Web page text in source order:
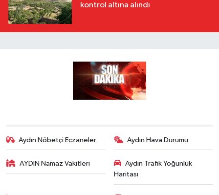
kontrol altına alındı
Aydın Nöbetçi Eczaneler Aydın Hava Durumu
AYDIN Namaz Vakitleri
Aydın Trafik Yoğunluk
Haritası